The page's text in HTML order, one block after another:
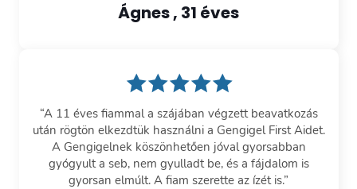
Ágnes , 31 éves
“A 11 éves fiammal a szájában végzett beavatkozás
után rögtön elkezdtük használni a Gengigel First Aidet.
A Gengigelnek köszönhetően jóval gyorsabban
gyógyult a seb, nem gyulladt be, és a fájdalom is
gyorsan elmúlt. A fiam szerette az ízét is.”